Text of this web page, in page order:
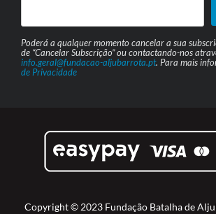
Poderá a qualquer momento cancelar a sua
de “Cancelar Subscrição” ou contactando-nos
info.geral@fundacao-aljubarrota.pt. Para mais
de Privacidade
Copyright © 2023 Fundação Batalha de